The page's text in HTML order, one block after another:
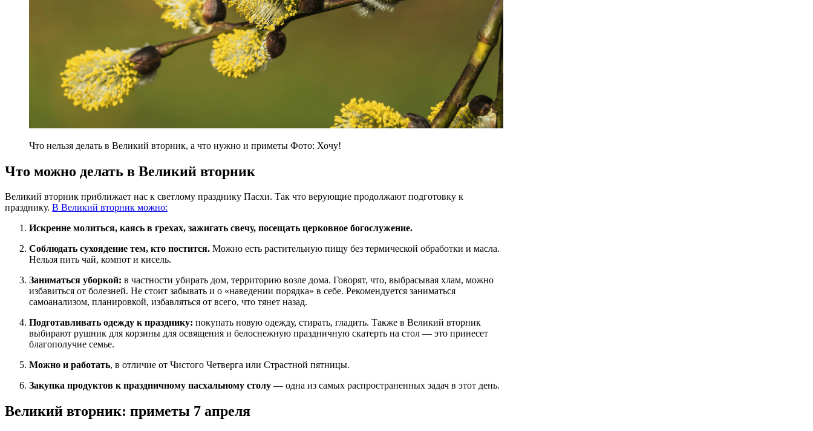
Что нельзя делать в Великий вторник, а что нужно и приметы Фото: Хочу!
Что можно делать в Великий вторник
Великий вторник приближает нас к светлому празднику Пасхи. Так что верующие продолжают подготовку к
празднику. В Великий вторник можно:
Искренне молиться, каясь в грехах, зажигать свечу, посещать церковное богослужение.
Соблюдать сухоядение тем, кто постится. Можно есть растительную пищу без термической обработки и масла.
Нельзя пить чай, компот и кисель.
Заниматься уборкой: в частности убирать дом, территорию возле дома. Говорят, что, выбрасывая хлам, можно
избавиться от болезней. Не стоит забывать и о «наведении порядка» в себе. Рекомендуется заниматься
самоанализом, планировкой, избавляться от всего, что тянет назад.
Подготавливать одежду к празднику: покупать новую одежду, стирать, гладить. Также в Великий вторник
выбирают рушник для корзины для освящения и белоснежную праздничную скатерть на стол — это принесет
благополучие семье.
Можно и работать, в отличие от Чистого Четверга или Страстной пятницы.
Закупка продуктов к праздничному пасхальному столу — одна из самых распространенных задач в этот день.
Великий вторник: приметы 7 апреля